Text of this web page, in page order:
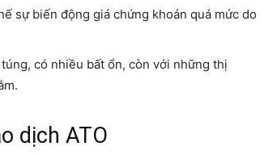
sự biến động giá chứng khoán quá mức do
có nhiều bất ổn, còn với những thị
dịch ATO